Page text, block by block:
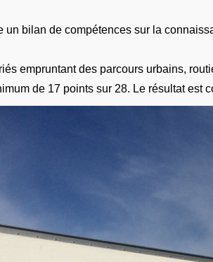
un bilan de compétences sur la
empruntant des parcours urbains,
de 17 points sur 28. Le résultat est